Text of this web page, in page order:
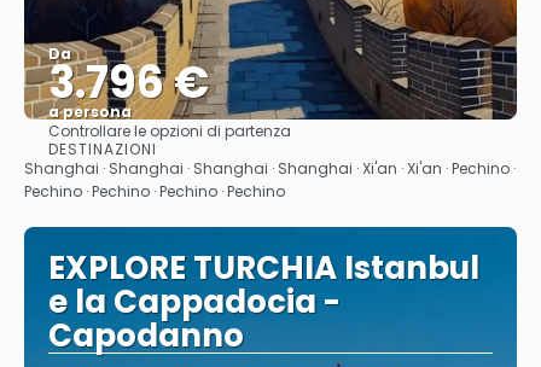
Da
3.796 €
a persona
Vedere
Controllare le opzioni di partenza
DESTINAZIONI
Shanghai · Shanghai · Shanghai · Shanghai · Xi'an · Xi'an · Pechino ·
Pechino · Pechino · Pechino · Pechino
EXPLORE TURCHIA Istanbul
e la Cappadocia -
Capodanno